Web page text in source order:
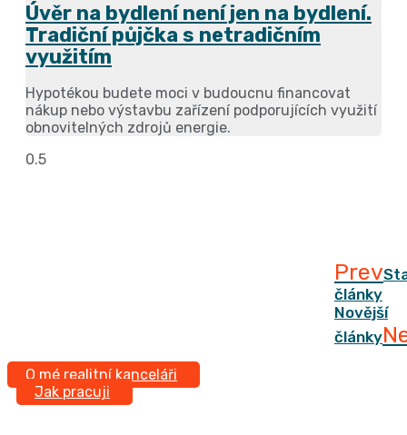
Úvěr na bydlení není jen na bydlení.
Tradiční půjčka s netradičním
využitím
Hypotékou budete moci v budoucnu financovat
nákup nebo výstavbu zařízení podporujících využití
obnovitelných zdrojů energie.
Prev
články
Novější
články
O mé realitní kanceláři
Jak pracuji